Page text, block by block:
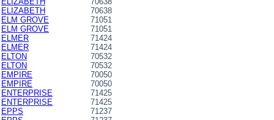
ELIZABETH
70638
ELM GROVE
71051
ELM GROVE
71051
ELMER
71424
ELMER
71424
ELTON
70532
ELTON
70532
EMPIRE
70050
EMPIRE
70050
ENTERPRISE
71425
ENTERPRISE
71425
EPPS
71237